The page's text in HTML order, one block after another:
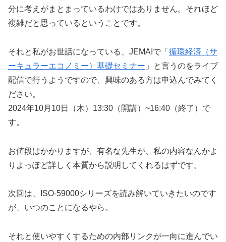
分に考えがまとまっているわけではありません。それほど
複雑だと思っているということです。
それと私がお世話になっている、JEMAIで「 循環経済（サ
ーキュラーエコノミー）基礎セミナー 」と言うのをライブ
配信で行うようですので、興味のある方は申込んでみてく
ださい。
2024年10月10日（木）13:30（開講）~16:40（終了）で
す。
お値段はかかりますが、有名な先生が、私の内容なんかよ
りよっぽど詳しく本質から説明してくれるはずです。
次回は、ISO-59000シリーズを読み解いていきたいのです
が、いつのことになるやら。
それと使いやすくするための内部リンクが一向に進んでい